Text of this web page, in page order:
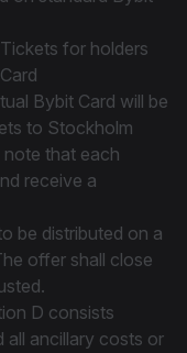
for holders
Bybit Card will be
to Stockholm
that each
receive a
be distributed on a
offer shall close
D consists
all ancillary costs or